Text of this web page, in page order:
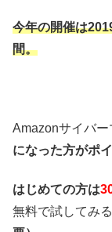
今年の開催は
間。
Amazonサイバー
になった方がポ
はじめての方は
無料で試してみ